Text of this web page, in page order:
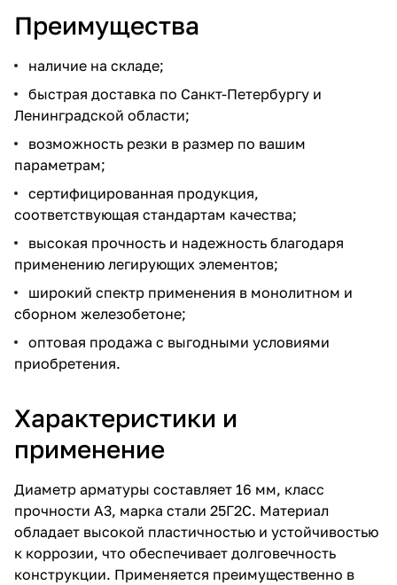
Преимущества
наличие на складе;
быстрая доставка по Санкт-Петербургу и
Ленинградской области;
возможность резки в размер по вашим
параметрам;
сертифицированная продукция,
соответствующая стандартам качества;
высокая прочность и надежность благодаря
применению легирующих элементов;
широкий спектр применения в монолитном и
сборном железобетоне;
оптовая продажа с выгодными условиями
приобретения.
Характеристики и
применение
Диаметр арматуры составляет 16 мм, класс
прочности А3, марка стали 25Г2С. Материал
обладает высокой пластичностью и устойчивостью
к коррозии, что обеспечивает долговечность
конструкции. Применяется преимущественно в